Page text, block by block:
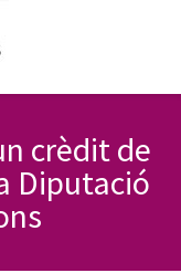
crèdit de
Diputació